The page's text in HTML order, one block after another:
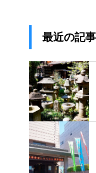
最近の記事